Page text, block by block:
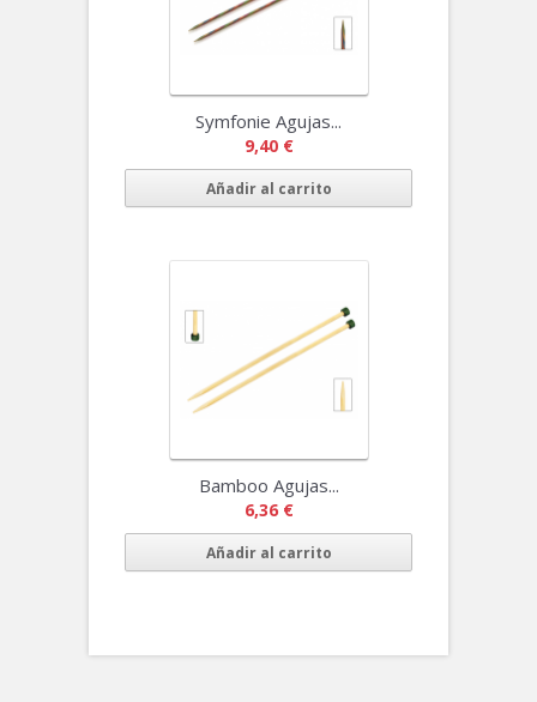
Symfonie Agujas...
9,40 €
Añadir al carrito
Bamboo Agujas...
6,36 €
Añadir al carrito